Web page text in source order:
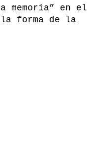
en el
la forma de la